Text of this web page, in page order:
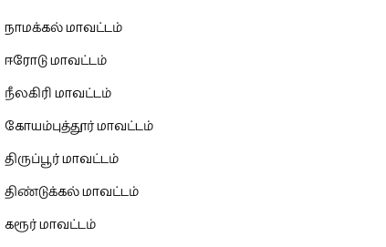
நாமக்கல் மாவட்டம்
ஈரோடு மாவட்டம்
நீலகிரி மாவட்டம்
கோயம்புத்தூர் மாவட்டம்
திருப்பூர் மாவட்டம்
திண்டுக்கல் மாவட்டம்
கரூர் மாவட்டம்